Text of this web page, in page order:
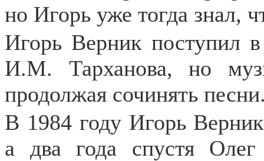
но Игорь уже тогда знал,
Игорь Верник
И.М. Тарханова, но
продолжая сочинять
В 1984 году Игорь
а два года спустя